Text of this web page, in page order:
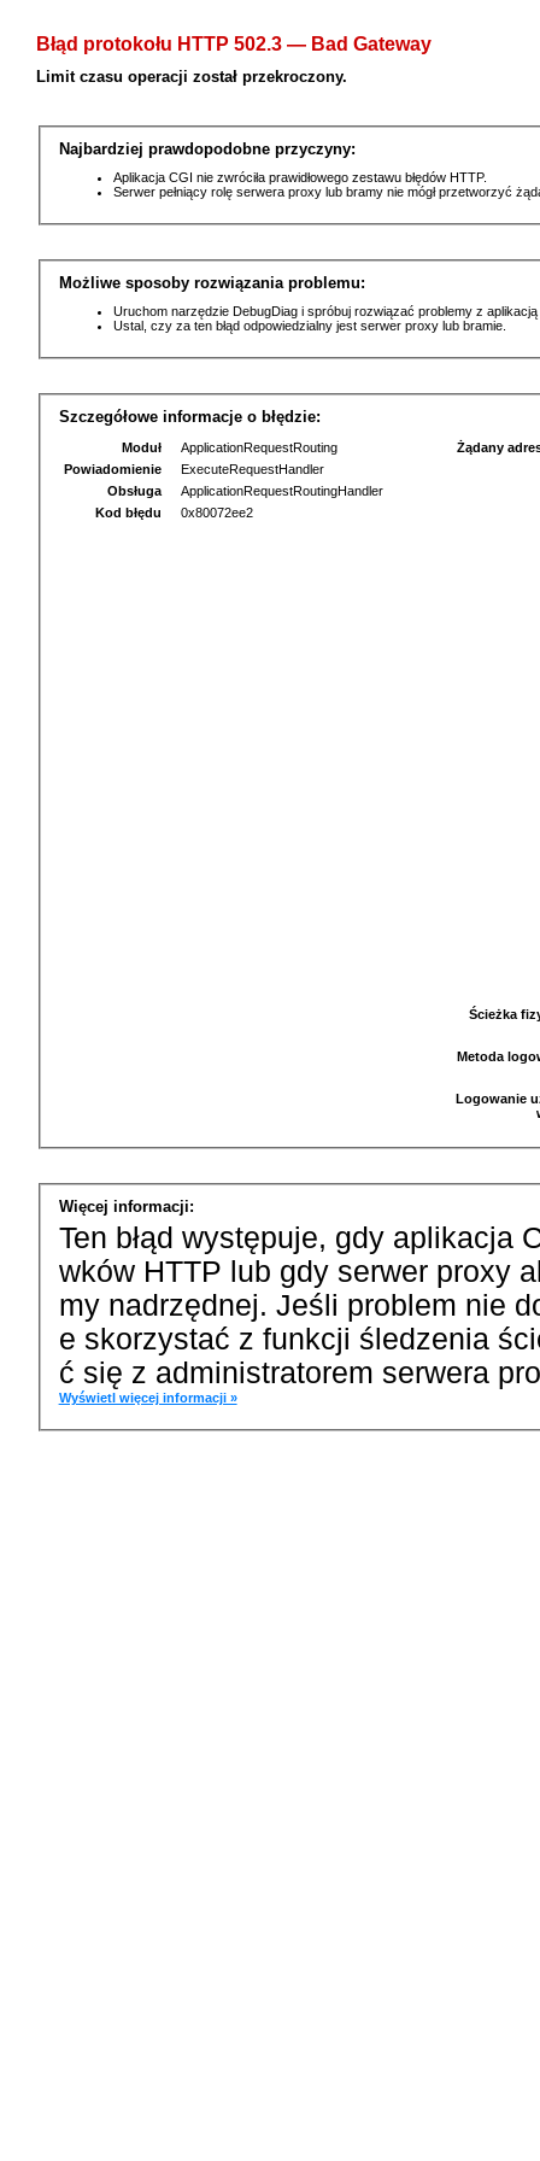
Błąd protokołu HTTP 502.3 — Bad Gateway
Limit czasu operacji został przekroczony.
Najbardziej prawdopodobne przyczyny:
Aplikacja CGI nie zwróciła prawidłowego zestawu błędów HTTP.
Serwer pełniący rolę serwera proxy lub bramy nie mógł przetworzyć
Możliwe sposoby rozwiązania problemu:
Uruchom narzędzie DebugDiag i spróbuj rozwiązać problemy z
Ustal, czy za ten błąd odpowiedzialny jest serwer proxy lub bramie.
Szczegółowe informacje o błędzie:
Moduł
ApplicationRequestRouting
Powiadomienie
ExecuteRequestHandler
Obsługa
ApplicationRequestRoutingHandler
Kod błędu
0x80072ee2
Żądany
Ścieżka
Metoda
Logowanie
Więcej informacji:
Ten błąd występuje, gdy aplikacja
wków HTTP lub gdy serwer proxy
my nadrzędnej. Jeśli problem nie
e skorzystać z funkcji śledzenia
ć się z administratorem serwera
Wyświetl więcej informacji »